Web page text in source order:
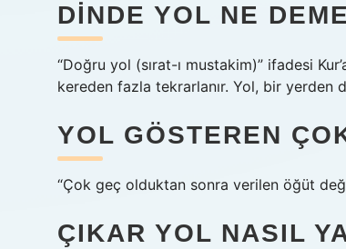
DINDE YOL NE
“Doğru yol (sırat-ı mustakim)” ifadesi
kereden fazla tekrarlanır. Yol, bir
YOL GÖSTEREN
“Çok geç olduktan sonra verilen öğüt
ÇIKAR YOL NASIL